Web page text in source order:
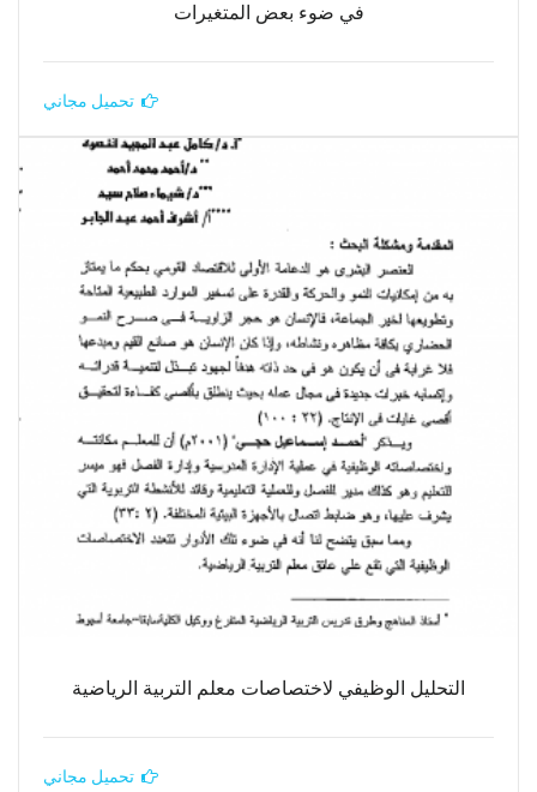
في ضوء بعض المتغيرات
تحميل مجاني
التحليل الوظيفي لاختصاصات معلم التربية الرياضية
تحميل مجاني